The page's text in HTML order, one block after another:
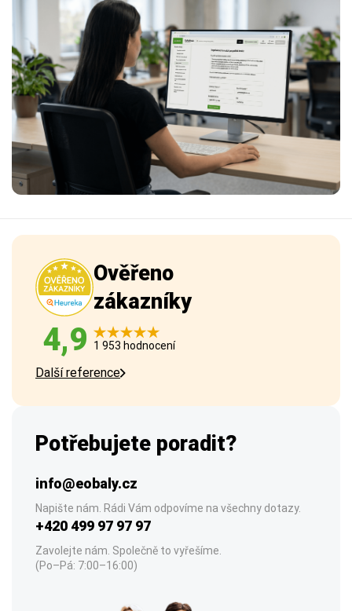
Ověřeno
zákazníky
4,9 1 953 hodnocení
Další reference
Potřebujete poradit?
info@eobaly.cz
Napište nám. Rádi Vám odpovíme na všechny dotazy.
+420 499 97 97 97
Zavolejte nám. Společně to vyřešíme.
(Po–Pá: 7:00–16:00)